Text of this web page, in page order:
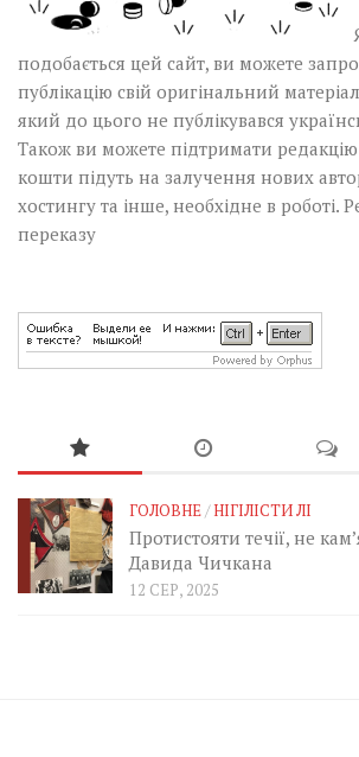
подобається цей сайт, ви можете
публікацію свій оригінальний
який до цього не публікувався
Також ви можете підтримати редакцію
кошти підуть на залучення нових
хостингу та інше, необхідне в роботі.
переказу
ГОЛОВНЕ /НІГІЛІСТИ ЛІ
Протистояти течії, не
Давида Чичкана
12 СЕР, 2025